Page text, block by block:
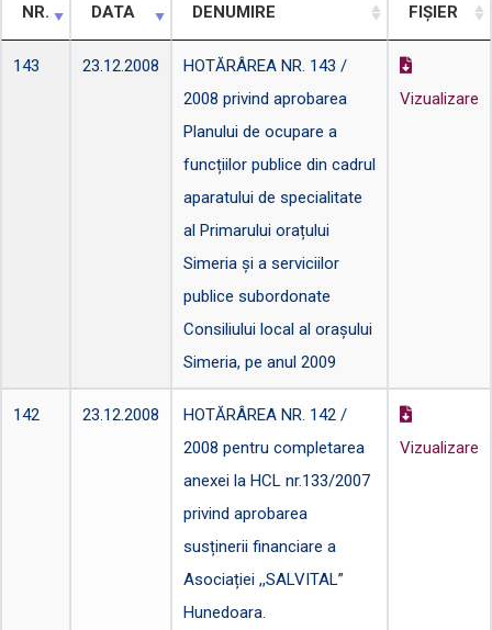
NR. DATA DENUMIRE FIȘIER
143 23.12.2008
HOTĂRÂREA NR. 143 /
2008 privind aprobarea
Planului de ocupare a
funcțiilor publice din cadrul
aparatului de specialitate
al Primarului orațului
Simeria și a serviciilor
publice subordonate
Consiliului local al orașului
Simeria, pe anul 2009
Vizualizare
142 23.12.2008
HOTĂRÂREA NR. 142 /
2008 pentru completarea
anexei la HCL nr.133/2007
privind aprobarea
susținerii financiare a
Asociației ,,SALVITAL”
Hunedoara.
Vizualizare